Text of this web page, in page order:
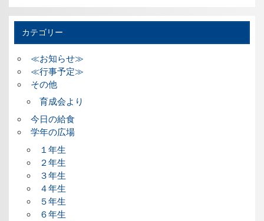
カテゴリー
≪お知らせ≫
≪行事予定≫
その他
育成会より
今日の給食
学年の広場
１年生
２年生
３年生
４年生
５年生
６年生